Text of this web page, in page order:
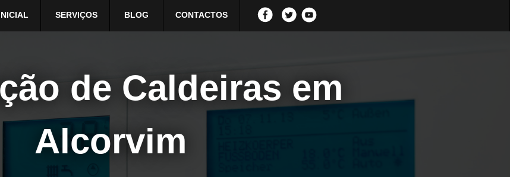
SERVIÇOS BLOG CONTACTOS
de Caldeiras em
Alcorvim